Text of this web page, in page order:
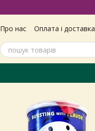
Про нас Оплата і доставка
Угода користувача